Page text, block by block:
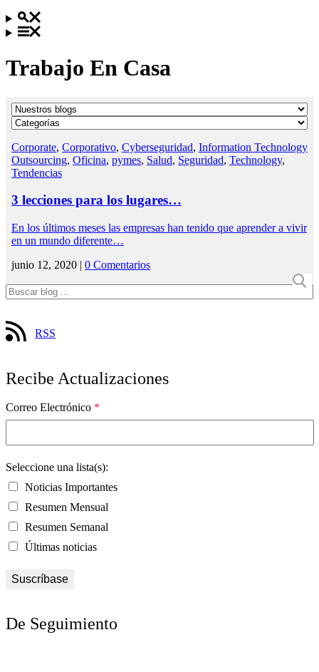
Trabajo En Casa
Corporate, Corporativo, Cyberseguridad, Information Technology
Outsourcing, Oficina, pymes, Salud, Seguridad, Technology,
Tendencias
3 lecciones para los lugares…
En los últimos meses las empresas han tenido que aprender a vivir
en un mundo diferente…
junio 12, 2020 | 0 Comentarios
RSS
Recibe Actualizaciones
Correo Electrónico *
Seleccione una lista(s):
Noticias Importantes
Resumen Mensual
Resumen Semanal
Últimas noticias
De Seguimiento